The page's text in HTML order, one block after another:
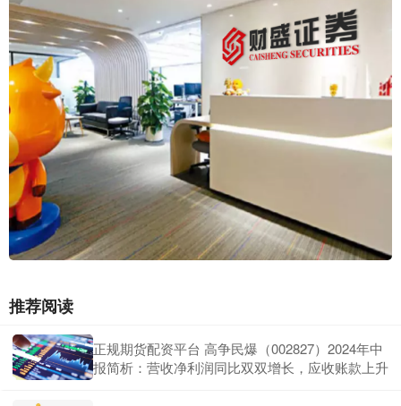
推荐阅读
正规期货配资平台 高争民爆（002827）2024年中
报简析：营收净利润同比双双增长，应收账款上升